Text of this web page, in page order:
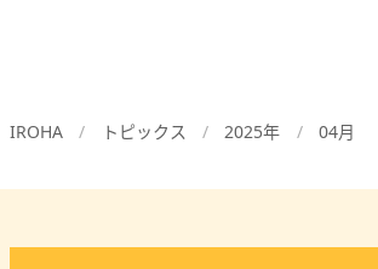
IROHA トピックス 2025年 04月